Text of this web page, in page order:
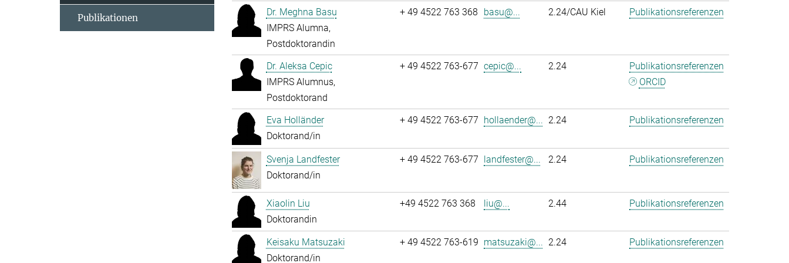
Dr. Meghna Basu
IMPRS Alumna,
Postdoktorandin
+ 49 4522 763 368 basu@... 2.24/CAU Kiel Publikationsreferenzen
Dr. Aleksa Cepic
IMPRS Alumnus,
Postdoktorand
+ 49 4522 763-677 cepic@... 2.24
Publikationsreferenzen
ORCID
Eva Holländer
Doktorand/in
+ 49 4522 763-677 hollaender@... 2.24 Publikationsreferenzen
Svenja Landfester
Doktorand/in
+ 49 4522 763-677 landfester@... 2.24 Publikationsreferenzen
Xiaolin Liu
Doktorandin
+49 4522 763 368 liu@... 2.44 Publikationsreferenzen
Keisaku Matsuzaki
Doktorand/in
+ 49 4522 763-619 matsuzaki@... 2.24 Publikationsreferenzen
Publikationen